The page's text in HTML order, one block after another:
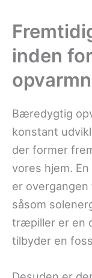
inden
Bæredygtig
konstant
der former
vores hjem.
er
såsom
træpiller er en
tilbyder en